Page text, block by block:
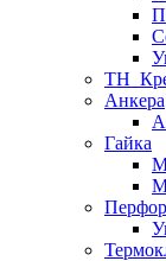
Анкера
Гайка